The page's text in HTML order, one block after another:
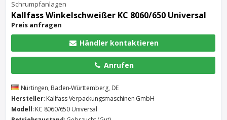
Schrumpfanlagen
Kallfass Winkelschweißer KC 8060/650 Universal
Preis anfragen
Händler kontaktieren
Anrufen
Nürtingen, Baden-Württemberg, DE
Hersteller: Kallfass Verpackungsmaschinen GmbH
Modell: KC 8060/650 Universal